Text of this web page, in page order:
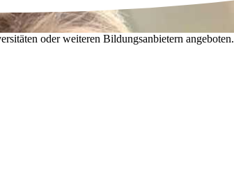
oder weiteren Bildungsanbietern angeboten.